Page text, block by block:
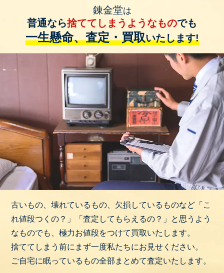
錬金堂は
普通なら捨ててしまうようなものでも
一生懸命、査定・買取いたします!
古いもの、壊れているもの、欠損しているものなど「こ
れ値段つくの？」「査定してもらえるの？」と思うよう
なものでも、極力お値段をつけて買取いたします。
捨ててしまう前にまず一度私たちにお見せください。
ご自宅に眠っているもの全部まとめて査定いたします。